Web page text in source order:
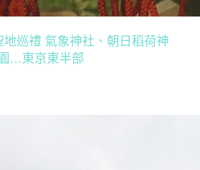
地巡禮 氣象神社、朝日稻荷神
…東京東半部